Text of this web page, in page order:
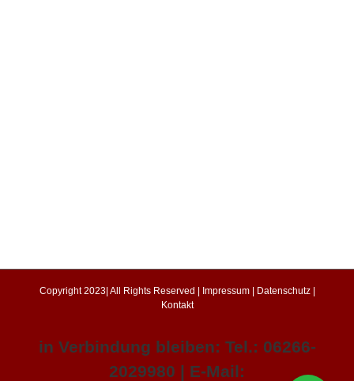
Copyright 2023| All Rights Reserved | Impressum| Datenschutz|
Kontakt
in Verbindung bleiben: Tel.: 06266-
2029980 | E-Mail: